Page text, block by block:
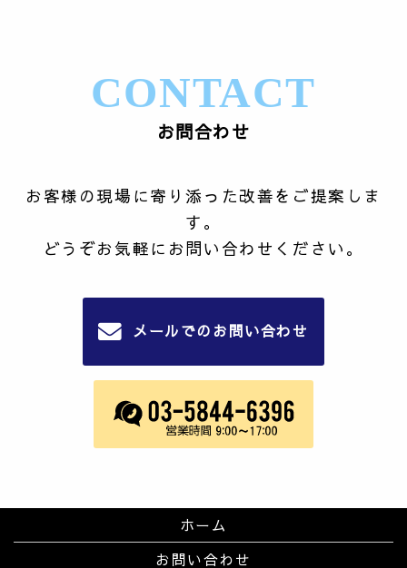
CONTACT
お問合わせ
お客様の現場に寄り添った改善をご提案しま
す。
どうぞお気軽にお問い合わせください。
メールでのお問い合わせ
ホーム
お問い合わせ